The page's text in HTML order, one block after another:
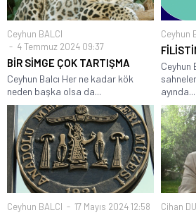
Ceyhun BALCI
4 Temmuz 2024 09:37
BİR SİMGE ÇOK TARTIŞMA
Ceyhun Balcı Her ne kadar kök
neden başka olsa da...
Ceyhun
Ceyhun
ayında...
Ceyhun BALCI 17 Mayıs 2024 12:58 Cihan